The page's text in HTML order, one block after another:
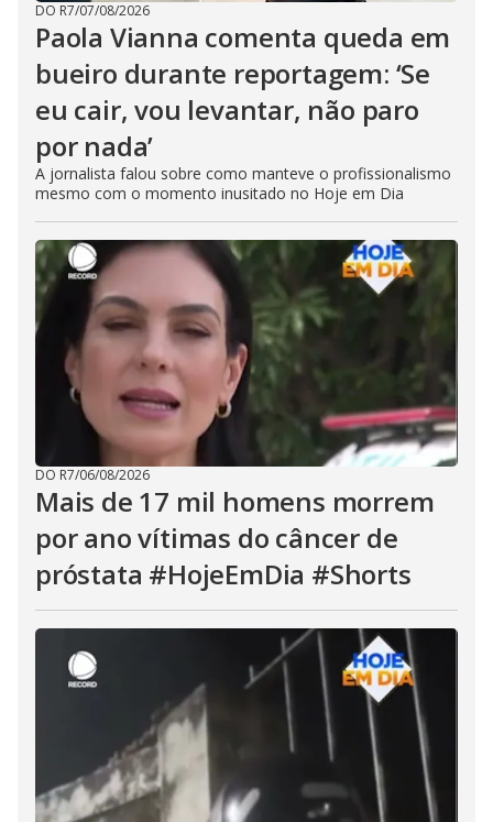
DO R7/07/08/2026
Paola Vianna comenta queda em
bueiro durante reportagem: ‘Se
eu cair, vou levantar, não paro
por nada’
A jornalista falou sobre como manteve o profissionalismo
mesmo com o momento inusitado no Hoje em Dia
DO R7/06/08/2026
Mais de 17 mil homens morrem
por ano vítimas do câncer de
próstata #HojeEmDia #Shorts